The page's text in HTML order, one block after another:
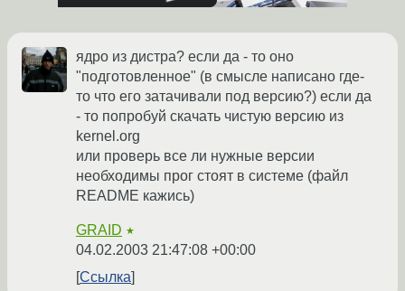
ядро из дистра? если да - то оно
"подготовленное" (в смысле написано где-
то что его затачивали под версию?) если да
- то попробуй скачать чистую версию из
kernel.org
или проверь все ли нужные версии
необходимы прог стоят в системе (файл
README кажись)
GRAID ★
04.02.2003 21:47:08 +00:00
Ссылка